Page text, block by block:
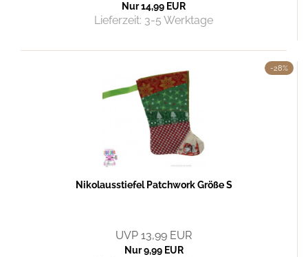
Nur 14,99 EUR
Lieferzeit: 3-5 Werktage
-28%
Nikolausstiefel Patchwork Größe S
UVP 13,99 EUR
Nur 9,99 EUR